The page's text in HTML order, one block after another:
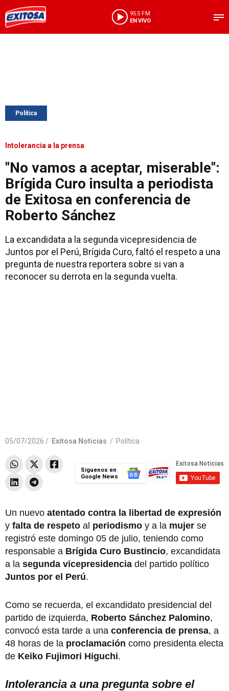
95.5 FM
EN VIVO
Política
Intolerancia a la prensa
"No vamos a aceptar, miserable":
Brígida Curo insulta a periodista
de Exitosa en conferencia de
Roberto Sánchez
La excandidata a la segunda vicepresidencia de
Juntos por el Perú, Brígida Curo, faltó el respeto a una
pregunta de nuestra reportera sobre si van a
reconocer su derrota en la segunda vuelta.
05/07/2026 / Exitosa Noticias / Política
Síguenos en
Google News
Un nuevo atentado contra la libertad de expresión
y falta de respeto al periodismo y a la mujer se
registró este domingo 05 de julio, teniendo como
responsable a Brígida Curo Bustincio, excandidata
a la segunda vicepresidencia del partido político
Juntos por el Perú.
Como se recuerda, el excandidato presidencial del
partido de izquierda, Roberto Sánchez Palomino,
convocó esta tarde a una conferencia de prensa, a
48 horas de la proclamación como presidenta electa
de Keiko Fujimori Higuchi.
Intolerancia a una pregunta sobre el